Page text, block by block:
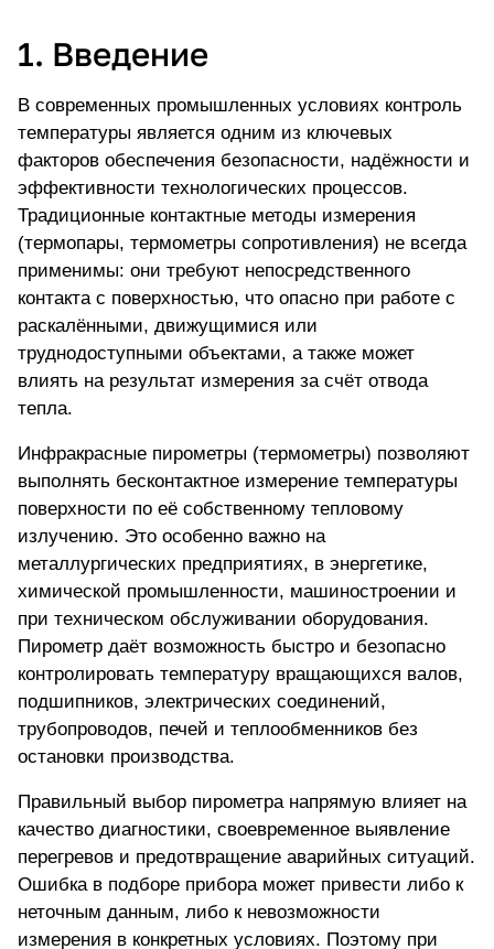
1. Введение
В современных промышленных условиях контроль
температуры является одним из ключевых
факторов обеспечения безопасности, надёжности и
эффективности технологических процессов.
Традиционные контактные методы измерения
(термопары, термометры сопротивления) не всегда
применимы: они требуют непосредственного
контакта с поверхностью, что опасно при работе с
раскалёнными, движущимися или
труднодоступными объектами, а также может
влиять на результат измерения за счёт отвода
тепла.
Инфракрасные пирометры (термометры) позволяют
выполнять бесконтактное измерение температуры
поверхности по её собственному тепловому
излучению. Это особенно важно на
металлургических предприятиях, в энергетике,
химической промышленности, машиностроении и
при техническом обслуживании оборудования.
Пирометр даёт возможность быстро и безопасно
контролировать температуру вращающихся валов,
подшипников, электрических соединений,
трубопроводов, печей и теплообменников без
остановки производства.
Правильный выбор пирометра напрямую влияет на
качество диагностики, своевременное выявление
перегревов и предотвращение аварийных ситуаций.
Ошибка в подборе прибора может привести либо к
неточным данным, либо к невозможности
измерения в конкретных условиях. Поэтому при